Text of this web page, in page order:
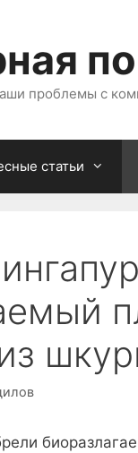
проблемы с
статьи